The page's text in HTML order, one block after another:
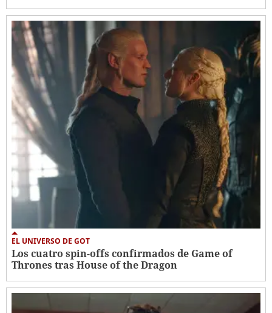
EL UNIVERSO DE GOT
Los cuatro spin-offs confirmados de Game of
Thrones tras House of the Dragon